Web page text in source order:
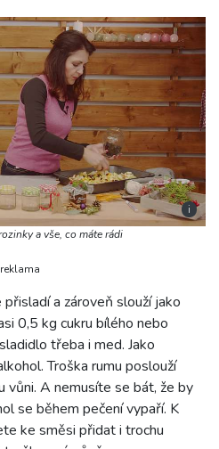
i
a vše, co máte rádi
reklama
a zároveň slouží jako
0,5 kg cukru bílého nebo
třeba i med. Jako
Troška rumu poslouží
vůni. A nemusíte se bát, že by
se během pečení vypaří. K
ke směsi přidat i trochu